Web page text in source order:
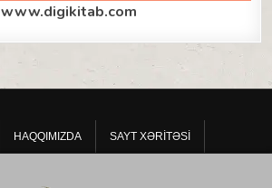
www.digikitab.com
HAQQIMIZDA SAYT XƏRITƏSI